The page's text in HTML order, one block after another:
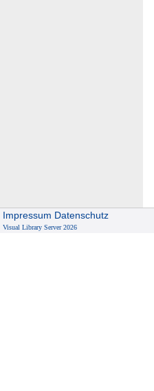
Impressum Datenschutz
Visual Library Server 2026